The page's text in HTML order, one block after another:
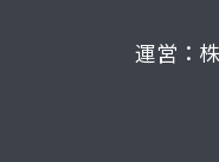
運営：